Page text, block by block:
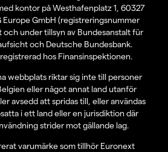
kontor på Westhafenplatz 1, 60327
Europe GmbH (registreringsnummer
och under tillsyn av Bundesanstalt für
och Deutsche Bundesbank.
hos Finansinspektionen.
webbplats riktar sig inte till personer
eller något annat land utanför
avsedd att spridas till, eller användas
i ett land eller en jurisdiktion där
strider mot gällande lag.
varumärke som tillhör Euronext